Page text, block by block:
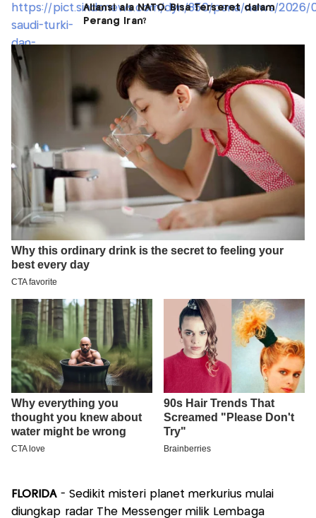
Aliansi ala NATO, Bisa Terseret dalam
Perang Iran?
FLORIDA- Sedikit misteri planet merkurius mulai
diungkap radar The Messenger milik Lembaga